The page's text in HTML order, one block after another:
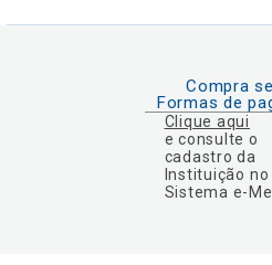
Compra
Formas de
Clique aqui
e consulte o
cadastro da
Instituição no
Sistema e-